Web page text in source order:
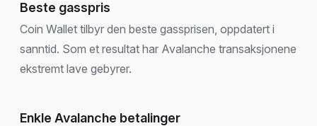
Beste gasspris
Coin Wallet tilbyr den beste gassprisen, oppdatert i
sanntid. Som et resultat har Avalanche transaksjonene
ekstremt lave gebyrer.
Enkle Avalanche betalinger